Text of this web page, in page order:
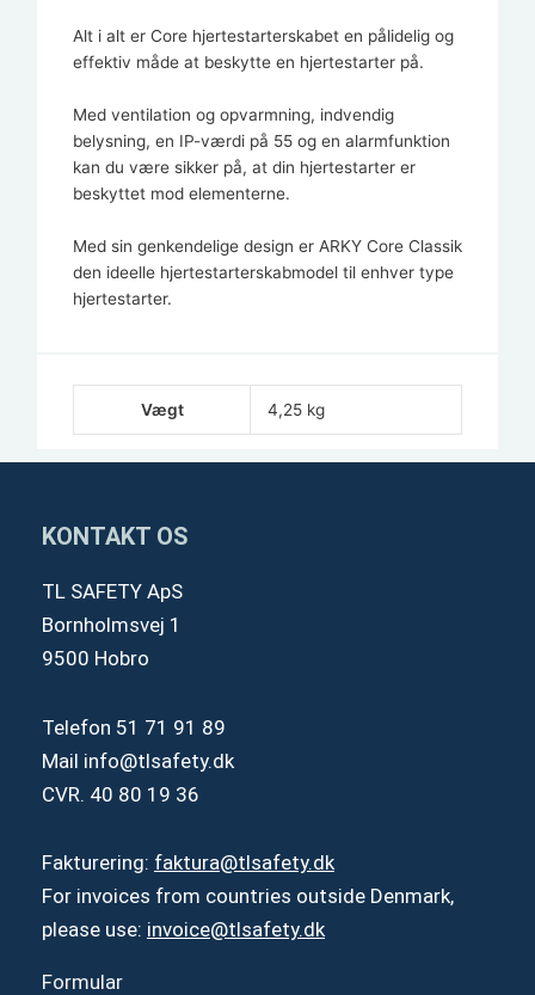
Alt i alt er Core hjertestarterskabet en pålidelig og
effektiv måde at beskytte en hjertestarter på.
Med ventilation og opvarmning, indvendig
belysning, en IP-værdi på 55 og en alarmfunktion
kan du være sikker på, at din hjertestarter er
beskyttet mod elementerne.
Med sin genkendelige design er ARKY Core Classik
den ideelle hjertestarterskabmodel til enhver type
hjertestarter.
Vægt 4,25 kg
KONTAKT OS
TL SAFETY ApS
Bornholmsvej 1
9500 Hobro
Telefon 51 71 91 89
Mail info@tlsafety.dk
CVR. 40 80 19 36
Fakturering: faktura@tlsafety.dk
For invoices from countries outside Denmark,
please use: invoice@tlsafety.dk
Formular